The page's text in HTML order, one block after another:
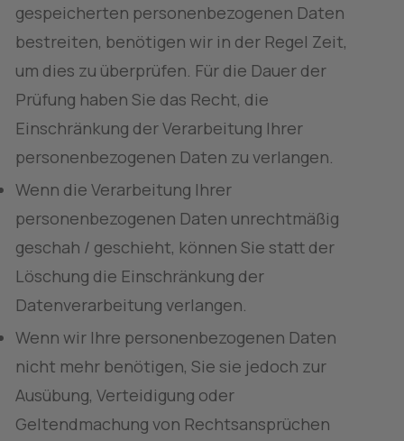
gespeicherten personenbezogenen Daten
bestreiten, benötigen wir in der Regel Zeit,
um dies zu überprüfen. Für die Dauer der
Prüfung haben Sie das Recht, die
Einschränkung der Verarbeitung Ihrer
personenbezogenen Daten zu verlangen.
Wenn die Verarbeitung Ihrer
personenbezogenen Daten unrechtmäßig
geschah / geschieht, können Sie statt der
Löschung die Einschränkung der
Datenverarbeitung verlangen.
Wenn wir Ihre personenbezogenen Daten
nicht mehr benötigen, Sie sie jedoch zur
Ausübung, Verteidigung oder
Geltendmachung von Rechtsansprüchen